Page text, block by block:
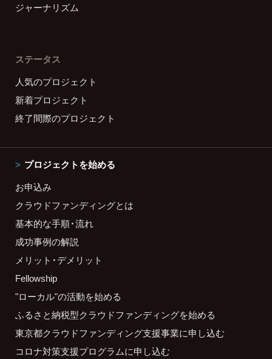
ジャーナリズム
ステータス
人気のプロジェクト
新着プロジェクト
終了間際のプロジェクト
プロジェクトを始める
お申込み
クラウドファンディングとは
基本的な手順・流れ
成功事例の解説
メリット・デメリット
Fellowship
"ローカル"の活動を始める
ふるさと納税型クラウドファンディングを始める
東京都クラウドファンディング支援事業に申し込む
コロナ対策支援プログラムに申し込む